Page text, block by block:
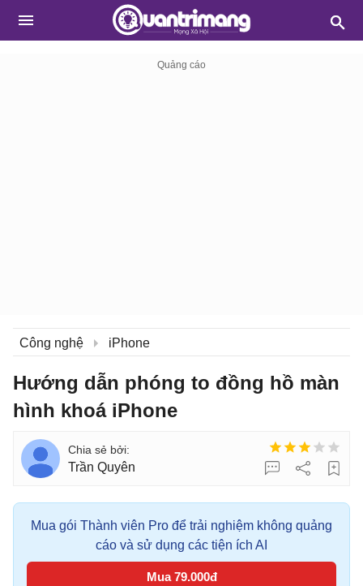
Công nghệ iPhone
Hướng dẫn phóng to đồng hồ màn
hình khoá iPhone
Trần Quyên
Mua gói Thành viên Pro để trải nghiệm không quảng
cáo và sử dụng các tiện ích AI
Mua 79.000đ